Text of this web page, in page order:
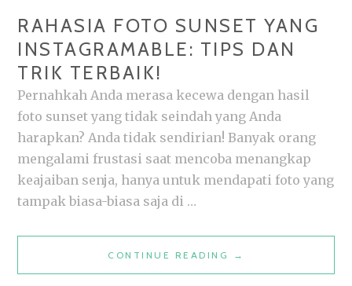
RAHASIA FOTO SUNSET YANG
INSTAGRAMABLE: TIPS DAN
TRIK TERBAIK!
Pernahkah Anda merasa kecewa dengan hasil
foto sunset yang tidak seindah yang Anda
harapkan? Anda tidak sendirian! Banyak orang
mengalami frustasi saat mencoba menangkap
keajaiban senja, hanya untuk mendapati foto yang
tampak biasa-biasa saja di …
CONTINUE READING
RAHASIA
FOTO
→